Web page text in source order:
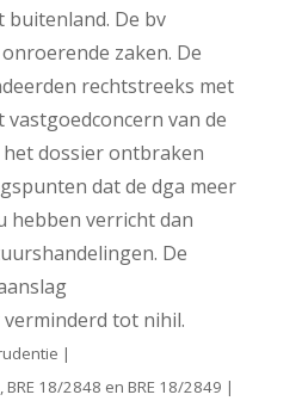
buitenland. De bv
zaken. De
rechtstreeks met
van de
het dossier ontbraken
dat de dga meer
hebben verricht dan
De
tot nihil.
|
BRE 18/2848 en BRE 18/2849 |